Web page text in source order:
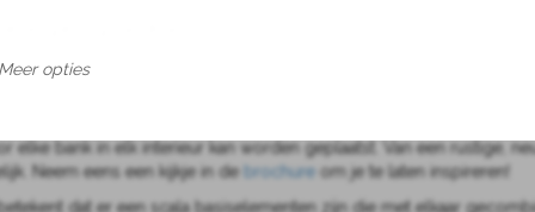
omgeving van Blaricum.
een film kijken of bijkletsen met vrienden… Een bank is vaak
met je mee; is er behoefte aan een formele bank met een hoge
het oog wil natuurlijk ook wat. Alle banken zijn ontworpen met
elke bank in elk interieur kan worden geplaatst. Van een rustige,
Neem eens een kijkje in de brochure om je te laten inspireren!
dat er een scala basiselementen zijn die met elkaar
Meer opties